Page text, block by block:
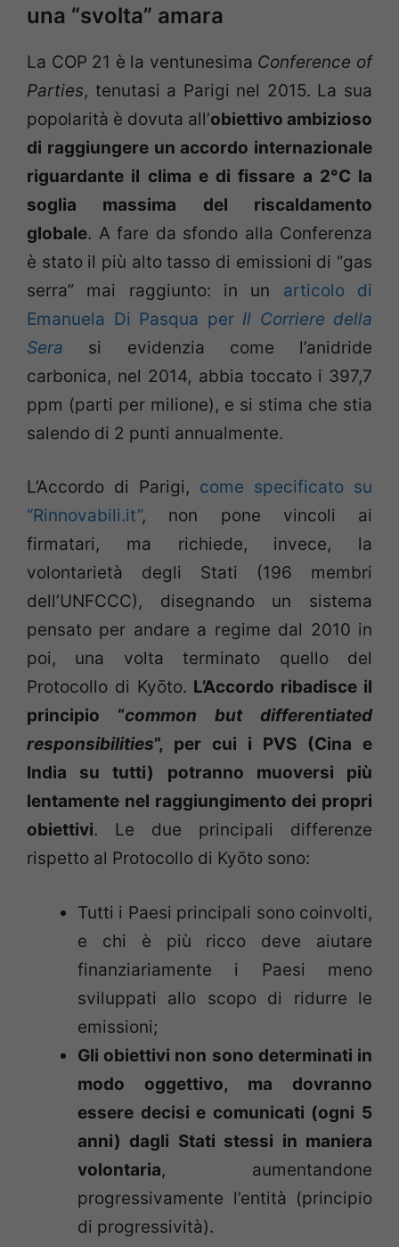
una “svolta” amara
La COP 21 è la ventunesima Conference of
Parties, tenutasi a Parigi nel 2015. La sua
popolarità è dovuta all’obiettivo ambizioso
di raggiungere un accordo internazionale
riguardante il clima e di fissare a 2°C la
soglia massima del riscaldamento
globale. A fare da sfondo alla Conferenza
è stato il più alto tasso di emissioni di “gas
serra” mai raggiunto: in un articolo di
Emanuela Di Pasqua per Il Corriere della
Sera si evidenzia come l’anidride
carbonica, nel 2014, abbia toccato i 397,7
ppm (parti per milione), e si stima che stia
salendo di 2 punti annualmente.
L’Accordo di Parigi, come specificato su
“Rinnovabili.it”, non pone vincoli ai
firmatari, ma richiede, invece, la
volontarietà degli Stati (196 membri
dell’UNFCCC), disegnando un sistema
pensato per andare a regime dal 2010 in
poi, una volta terminato quello del
Protocollo di Kyōto. L’Accordo ribadisce il
principio “common but differentiated
responsibilities”, per cui i PVS (Cina e
India su tutti) potranno muoversi più
lentamente nel raggiungimento dei propri
obiettivi. Le due principali differenze
rispetto al Protocollo di Kyōto sono:
Tutti i Paesi principali sono coinvolti,
e chi è più ricco deve aiutare
finanziariamente i Paesi meno
sviluppati allo scopo di ridurre le
emissioni;
Gli obiettivi non sono determinati in
modo oggettivo, ma dovranno
essere decisi e comunicati (ogni 5
anni) dagli Stati stessi in maniera
volontaria, aumentandone
progressivamente l’entità (principio
di progressività).